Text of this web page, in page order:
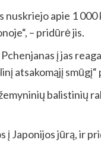
apie 1
– pridūrė jis.
į jas
atsakomąjį smūgį“
balistinių
Japonijos jūrą, ir